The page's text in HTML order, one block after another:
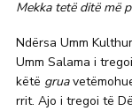
Mekka tetë ditë më
Ndërsa Umm
Umm Salama i
këtë grua
rrit. Ajo i tregoi të